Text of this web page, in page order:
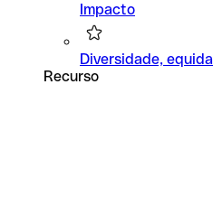
Impacto
Diversidade,
Recurso